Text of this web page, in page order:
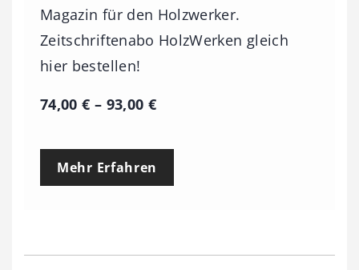
Magazin für den Holzwerker.
Zeitschriftenabo HolzWerken gleich
hier bestellen!
74,00€ – 93,00 €P
e
p
Mehr Erfahren